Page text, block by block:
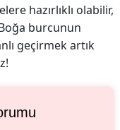
hazırlıklı olabilir,
burcunun
geçirmek artık